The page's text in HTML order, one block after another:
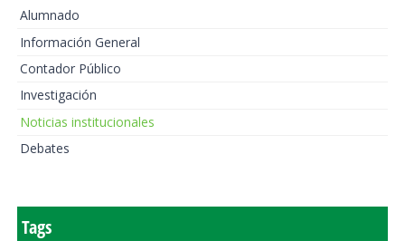
Alumnado
Información General
Contador Público
Investigación
Noticias institucionales
Debates
Tags